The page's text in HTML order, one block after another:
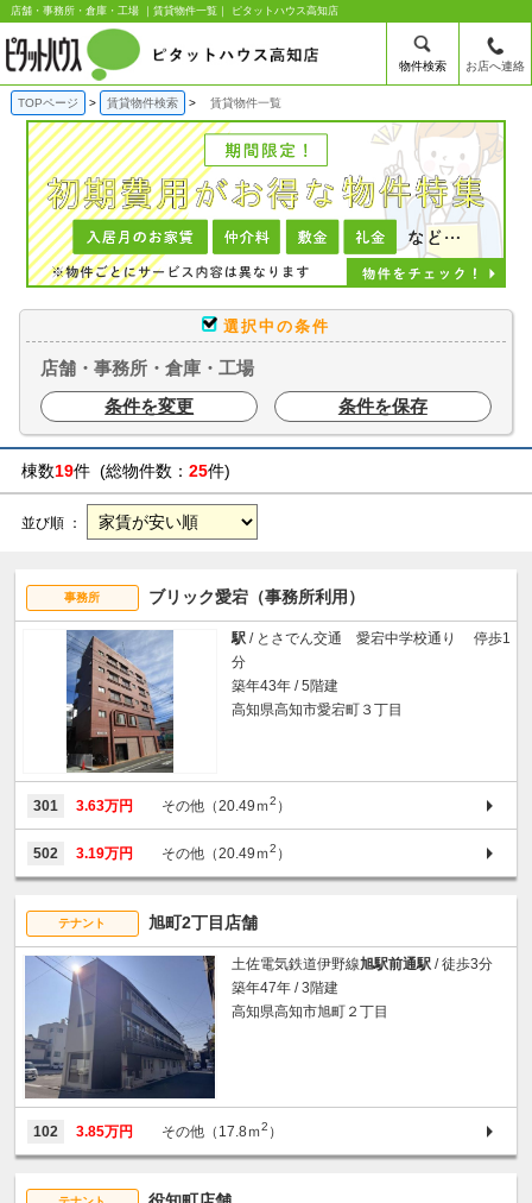
店舗・事務所・倉庫・工場 ｜賃貸物件一覧｜ ピタットハウス高知店
物件検索 お店へ連絡
TOPページ 賃貸物件検索 賃貸物件一覧
選択中の条件
店舗・事務所・倉庫・工場
条件を変更
条件を保存
棟数19件 (総物件数： 25件)
並び順 ：
事務所 ブリック愛宕（事務所利用）
駅 / とさでん交通 愛宕中学校通り 停歩1
分
築年43年 / 5階建
高知県高知市愛宕町３丁目
301 3.63万円 その他（20.49ｍ2 ）
502 3.19万円 その他（20.49ｍ2 ）
テナント 旭町2丁目店舗
土佐電気鉄道伊野線旭駅前通駅 / 徒歩3分
築年47年 / 3階建
高知県高知市旭町２丁目
102 3.85万円 その他（17.8ｍ2 ）